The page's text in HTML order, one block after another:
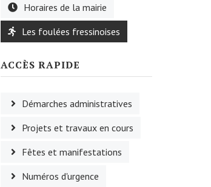
Horaires de la mairie
Les foulées fressinoises
ACCÈS RAPIDE
Démarches administratives
Projets et travaux en cours
Fêtes et manifestations
Numéros d'urgence